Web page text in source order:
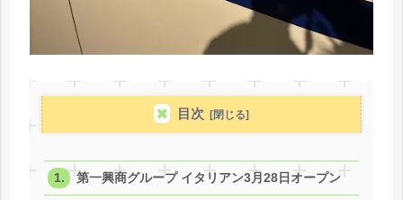
目次
第一興商グループ イタリアン3月28日オープン